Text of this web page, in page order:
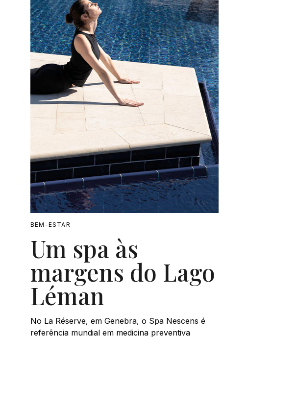
BEM-ESTAR
Um spa às
margens do Lago
Léman
No La Réserve, em Genebra, o Spa Nescens é
referência mundial em medicina preventiva